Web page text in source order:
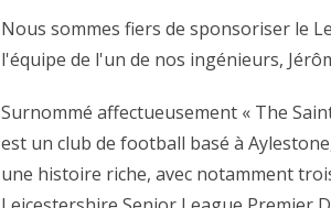
Nous sommes fiers de sponsoriser le
l'équipe de l'un de nos ingénieurs,
Surnommé affectueusement « The
est un club de football basé à
une histoire riche, avec notamment